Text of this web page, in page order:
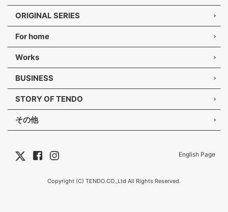
ORIGINAL SERIES
For home
Works
BUSINESS
STORY OF TENDO
その他
English Page
Copyright (C) TENDO.CO.,Ltd All Rights Reserved.